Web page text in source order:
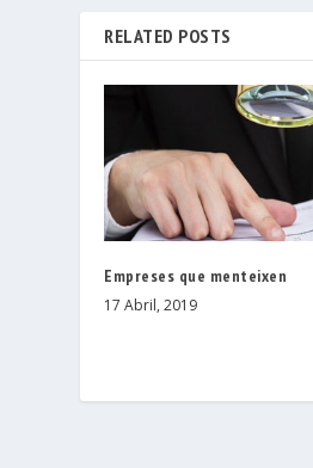
RELATED POSTS
Empreses que menteixen
17 Abril, 2019